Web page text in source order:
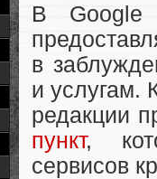
В Google
в
и услугам.
редакции
пункт,
сервисов